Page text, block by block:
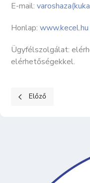
E-mail:
Honlap: www.kecel.hu
Ügyfélszolgálat:
elérhetőségekkel.
Előző cikk:
Előző